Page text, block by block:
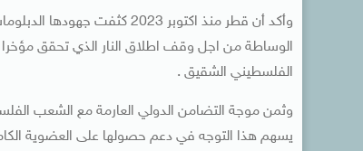
وأكد أن قطر منذ اكتوبر
الوساطة من اجل وقف اطلاق النار الذي تحقق مؤخرا
الفلسطيني الشقيق .
يسهم هذا التوجه في دعم حصولها على العضوية